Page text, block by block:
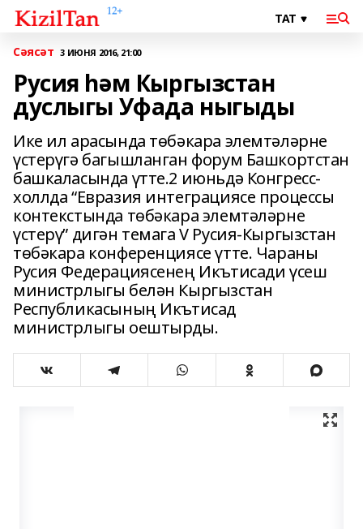
Сәясәт 3 ИЮНЯ 2016, 21:00
Русия һәм Кыргызстан
дуслыгы Уфада ныгыды
Ике ил арасында төбәкара элемтәләрне
үстерүгә багышланган форум Башкортстан
башкаласында үтте.2 июньдә Конгресс-
холлда “Евразия интеграциясе процессы
контекстында төбәкара элемтәләрне
үстерү” дигән темага V Русия-Кыргызстан
төбәкара конференциясе үтте. Чараны
Русия Федерациясенең Икътисади үсеш
министрлыгы белән Кыргызстан
Республикасының Икътисад
министрлыгы оештырды.